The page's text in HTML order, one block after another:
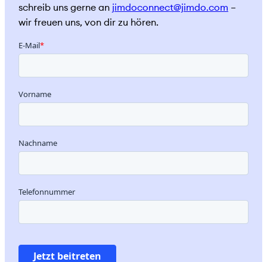
schreib uns gerne an jimdoconnect@jimdo.com –
wir freuen uns, von dir zu hören.